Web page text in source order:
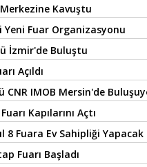
Kavuştu
Fuar Organizasyonu
İzmir'de Buluştu
Açıldı
CNR IMOB Mersin'de
Kapılarını Açtı
8 Fuara Ev Sahipliği Yapacak
Fuarı Başladı